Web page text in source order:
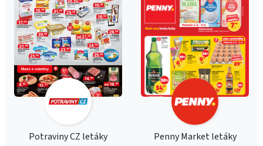
Potraviny CZ letáky Penny Market letáky